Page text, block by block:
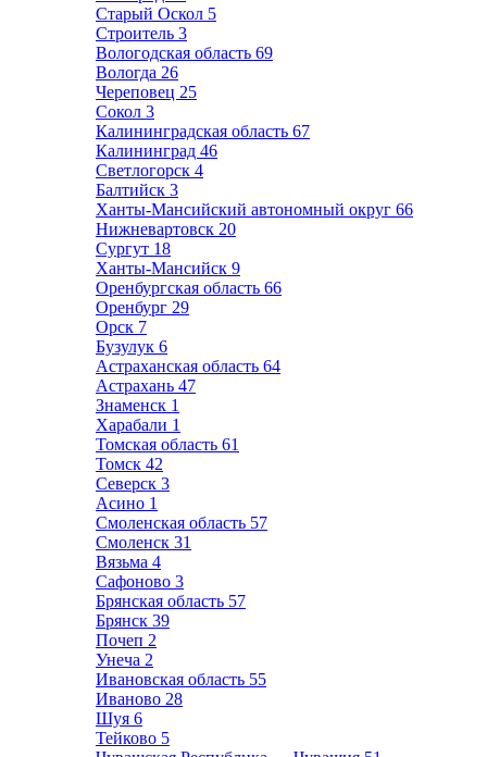
Старый Оскол 5
Строитель 3
Вологодская область 69
Вологда 26
Череповец 25
Сокол 3
Калининградская область 67
Калининград 46
Светлогорск 4
Балтийск 3
Ханты-Мансийский автономный округ 66
Нижневартовск 20
Сургут 18
Ханты-Мансийск 9
Оренбургская область 66
Оренбург 29
Орск 7
Бузулук 6
Астраханская область 64
Астрахань 47
Знаменск 1
Харабали 1
Томская область 61
Томск 42
Северск 3
Асино 1
Смоленская область 57
Смоленск 31
Вязьма 4
Сафоново 3
Брянская область 57
Брянск 39
Почеп 2
Унеча 2
Ивановская область 55
Иваново 28
Шуя 6
Тейково 5